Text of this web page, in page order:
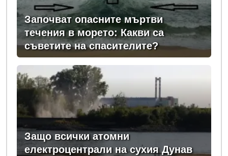
Започват опасните мъртви
течения в морето: Какви са
съветите на спасителите?
Защо всички атомни
електроцентрали на сухия Дунав